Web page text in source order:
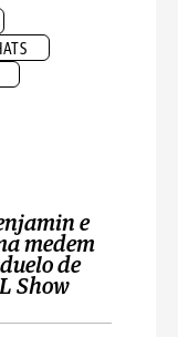
e
medem
de
Show